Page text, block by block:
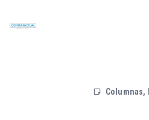
Columnas,